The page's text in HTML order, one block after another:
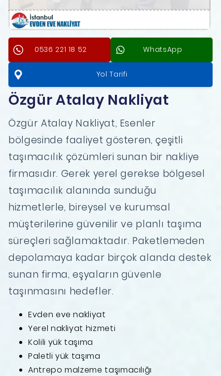
0536 221 18 52 WhatsApp
Yol Tarifi
Özgür Atalay Nakliyat
Özgür Atalay Nakliyat, Esenler
bölgesinde faaliyet gösteren, çeşitli
taşımacılık çözümleri sunan bir nakliye
firmasıdır. Gerek yerel gerekse bölgesel
taşımacılık alanında sunduğu
hizmetlerle, bireysel ve kurumsal
müşterilerine güvenilir ve planlı taşıma
süreçleri sağlamaktadır. Paketlemeden
depolamaya kadar birçok alanda destek
sunan firma, eşyaların güvenle
taşınmasını hedefler.
Evden eve nakliyat
Yerel nakliyat hizmeti
Kolili yük taşıma
Paletli yük taşıma
Antrepo malzeme taşımacılığı